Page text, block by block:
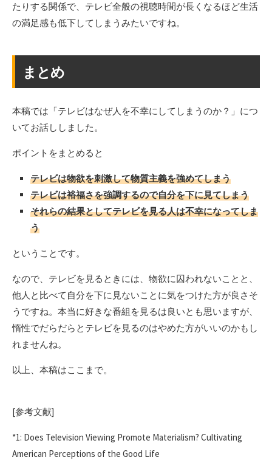
たりする関係で、テレビ全般の視聴時間が長くなるほど生活
の満足感も低下してしまうみたいですね。
まとめ
本稿では「テレビはなぜ人を不幸にしてしまうのか？」につ
いてお話ししました。
ポイントをまとめると
テレビは物欲を刺激して物質主義を強めてしまう
テレビは裕福さを強調するので自分を下に見てしまう
それらの結果としてテレビを見る人は不幸になってしま
う
ということです。
なので、テレビを見るときには、物欲に囚われないことと、
他人と比べて自分を下に見ないことに気をつけた方が良さそ
うですね。本当に好きな番組を見るは良いとも思いますが、
惰性でだらだらとテレビを見るのはやめた方がいいのかもし
れませんね。
以上、本稿はここまで。
[参考文献]
*1: Does Television Viewing Promote Materialism? Cultivating
American Perceptions of the Good Life